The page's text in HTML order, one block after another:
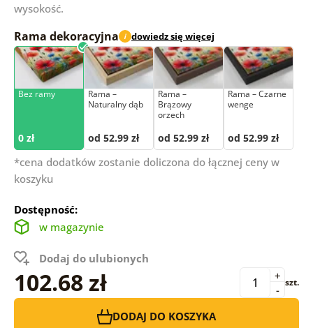
wysokość.
Rama dekoracyjna i dowiedz się więcej
Bez ramy
0 zł
Rama –
Naturalny dąb
od 52.99 zł
Rama –
Brązowy
orzech
od 52.99 zł
Rama – Czarne
wenge
od 52.99 zł
*cena dodatków zostanie doliczona do łącznej ceny w
koszyku
Dostępność:
w magazynie
Dodaj do ulubionych
102.68 zł -
+ szt.
DODAJ DO KOSZYKA